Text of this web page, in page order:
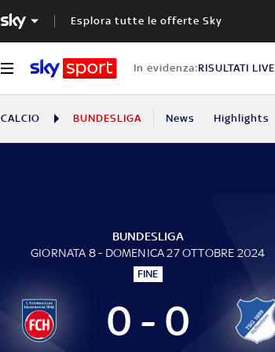
Esplora tutte le offerte Sky
In evidenza:RISULTATI LIVE
CALCIO BUNDESLIGA News Highlights
BUNDESLIGA
GIORNATA 8 - DOMENICA 27 OTTOBRE 2024
FINE
0 - 0